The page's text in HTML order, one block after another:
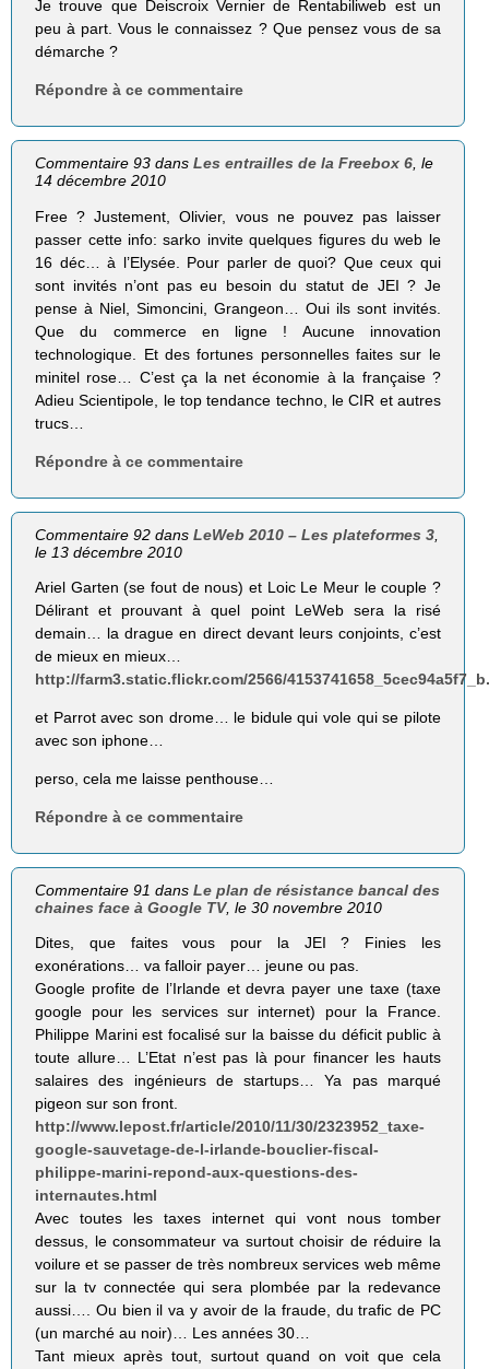
Je trouve que Deiscroix Vernier de Rentabiliweb est un
peu à part. Vous le connaissez ? Que pensez vous de sa
démarche ?
Répondre à ce commentaire
Commentaire 93 dansLes entrailles de la Freebox 6, le
14 décembre 2010
Free ? Justement, Olivier, vous ne pouvez pas laisser
passer cette info: sarko invite quelques figures du web le
16 déc… à l’Elysée. Pour parler de quoi? Que ceux qui
sont invités n’ont pas eu besoin du statut de JEI ? Je
pense à Niel, Simoncini, Grangeon… Oui ils sont invités.
Que du commerce en ligne ! Aucune innovation
technologique. Et des fortunes personnelles faites sur le
minitel rose… C’est ça la net économie à la française ?
Adieu Scientipole, le top tendance techno, le CIR et autres
trucs…
Répondre à ce commentaire
Commentaire 92 dansLeWeb 2010 – Les plateformes 3
le 13 décembre 2010
Ariel Garten (se fout de nous) et Loic Le Meur le couple ?
Délirant et prouvant à quel point LeWeb sera la risé
demain… la drague en direct devant leurs conjoints, c’est
de mieux en mieux…
http://farm3.static.flickr.com/2566/
et Parrot avec son drome… le bidule qui vole qui se pilote
avec son iphone…
perso, cela me laisse penthouse…
Répondre à ce commentaire
Commentaire 91 dansLe plan de résistance bancal des
chaines face à Google TV, le 30 novembre 2010
Dites, que faites vous pour la JEI ? Finies les
exonérations… va falloir payer… jeune ou pas.
Google profite de l’Irlande et devra payer une taxe (taxe
google pour les services sur internet) pour la France.
Philippe Marini est focalisé sur la baisse du déficit public à
toute allure… L’Etat n’est pas là pour financer les hauts
salaires des ingénieurs de startups… Ya pas marqué
pigeon sur son front.
http://www.lepost.fr/article/2010/11/30/2323952_taxe-
google-sauvetage-de-l-irlande-bouclier-fiscal-
philippe-marini-repond-aux-questions-des-
internautes.html
Avec toutes les taxes internet qui vont nous tomber
dessus, le consommateur va surtout choisir de réduire la
voilure et se passer de très nombreux services web même
sur la tv connectée qui sera plombée par la redevance
aussi…. Ou bien il va y avoir de la fraude, du trafic de PC
(un marché au noir)… Les années 30…
Tant mieux après tout, surtout quand on voit que cela